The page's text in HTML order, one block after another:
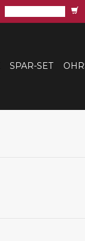
SPAR-SET